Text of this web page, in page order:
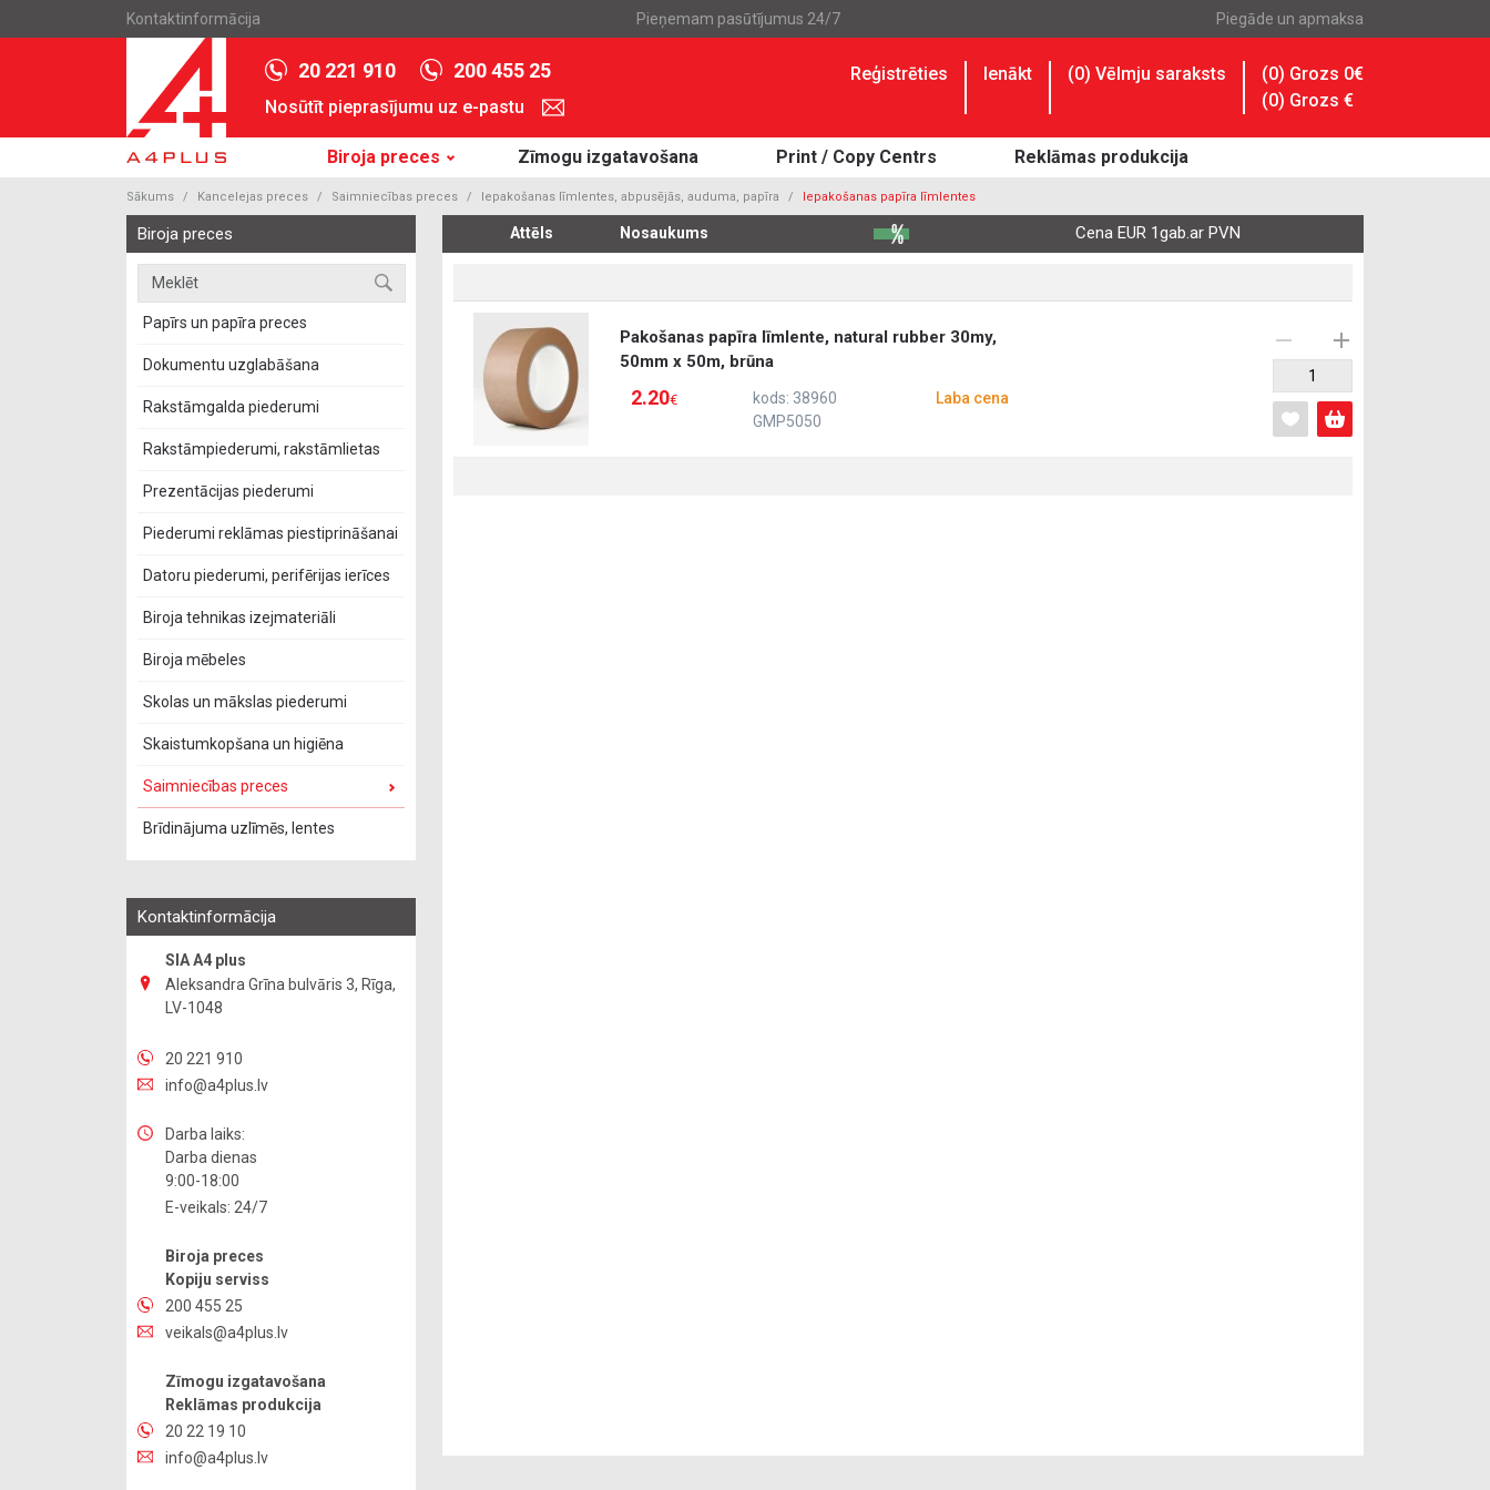
Kontaktinformācija Pieņemam pasūtījumus 24/7 Piegāde un apmaksa
20 221 910 200 455 25
Nosūtīt pieprasījumu uz e-pastu
Reģistrēties Ienākt (0) Vēlmju saraksts
(0) Grozs 0€
(0) Grozs €
Biroja preces Zīmogu izgatavošana Print / Copy Centrs Reklāmas produkcija
Sākums Kancelejas preces Saimniecības preces Iepakošanas līmlentes, abpusējās, auduma, papīra Iepakošanas papīra līmlentes
Biroja preces
Papīrs un papīra preces
Dokumentu uzglabāšana
Rakstāmgalda piederumi
Rakstāmpiederumi, rakstāmlietas
Prezentācijas piederumi
Piederumi reklāmas piestiprināšanai
Datoru piederumi, perifērijas ierīces
Biroja tehnikas izejmateriāli
Biroja mēbeles
Skolas un mākslas piederumi
Skaistumkopšana un higiēna
Saimniecības preces
Brīdinājuma uzlīmēs, lentes
Kontaktinformācija
SIA A4 plus
Aleksandra Grīna bulvāris 3, Rīga,
LV-1048
20 221 910
info@a4plus.lv
Darba laiks:
Darba dienas
9:00-18:00
E-veikals: 24/7
Biroja preces
Kopiju serviss
200 455 25
veikals@a4plus.lv
Zīmogu izgatavošana
Reklāmas produkcija
20 22 19 10
info@a4plus.lv
Attēls Nosaukums Cena EUR 1gab.ar PVN
Pakošanas papīra līmlente, natural rubber 30my,
50mm x 50m, brūna
2.20€
kods: 38960
GMP5050
Laba cena